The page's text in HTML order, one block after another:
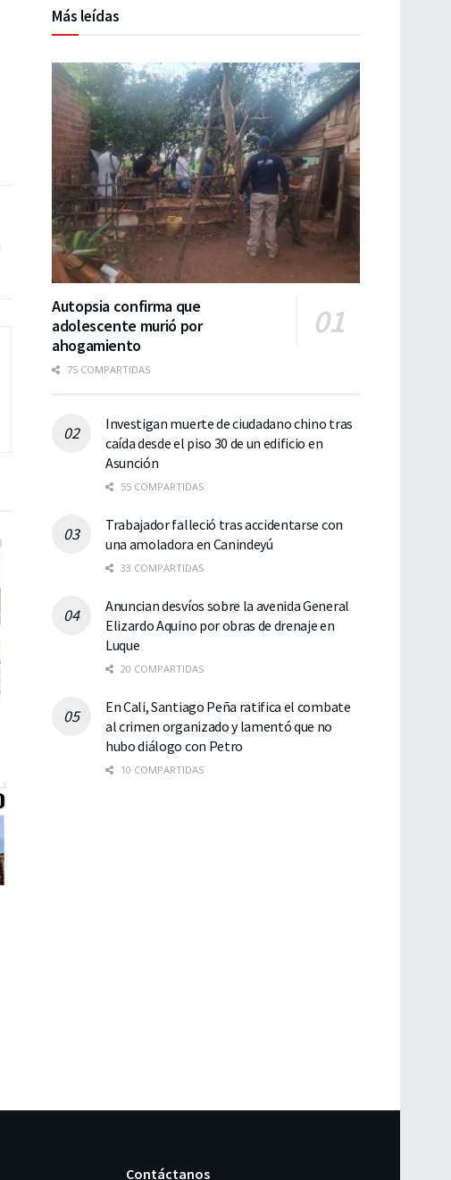
Más leídas
Autopsia confirma que
adolescente murió por
ahogamiento
75 COMPARTIDAS
Investigan muerte de ciudadano chino tras
caída desde el piso 30 de un edificio en
Asunción
55 COMPARTIDAS
Trabajador falleció tras accidentarse con
una amoladora en Canindeyú
33 COMPARTIDAS
Anuncian desvíos sobre la avenida General
Elizardo Aquino por obras de drenaje en
Luque
20 COMPARTIDAS
En Cali, Santiago Peña ratifica el combate
al crimen organizado y lamentó que no
hubo diálogo con Petro
10 COMPARTIDAS
Contáctanos